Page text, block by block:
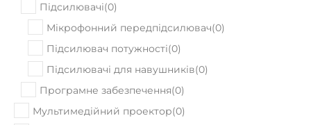
Підсилювачі(0)
Мікрофонний передпідсилювач(0)
Підсилювач потужності(0)
Підсилювачі для навушників(0)
Програмне забезпечення(0)
Мультимедійний проектор(0)